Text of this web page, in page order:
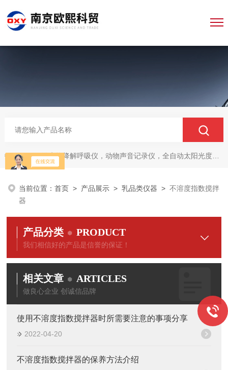
热门关键词：微生物降解呼吸仪，动物声音记录仪，全自动太阳光度计，牛奶分析仪，牛奶体细胞测定仪，质构仪，高胶强度测定仪
当前位置：首页 > 产品展示 >乳品类仪器 >不溶度指数搅拌
器
产品分类 PRODUCT
我们相信好的产品是信誉的保证！
相关文章 ARTICLES
做良心企业 创诚信品牌
使用不溶度指数搅拌器时所需要注意的事项分享
2022-04-20
不溶度指数搅拌器的保养方法介绍